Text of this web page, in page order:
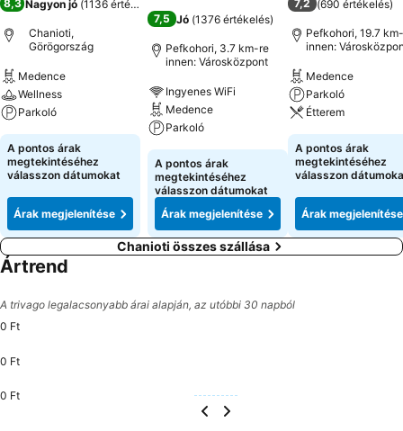
8,3 Nagyon jó (1136 értékelés
Chanioti,
Görögország
Medence
Wellness
Parkoló
A pontos árak
megtekintéséhez
válasszon dátumokat
Árak megjelenítése
7,5 Jó (1376 értékelés)
Pefkohori, 3.7 km-re
innen: Városközpont
Ingyenes WiFi
Medence
Parkoló
A pontos árak
megtekintéséhez
válasszon dátumokat
Árak megjelenítése
7,2 (690 értékelés)
Pefkohori, 19.7
innen:
Medence
Parkoló
Étterem
A pontos árak
megtekintéséhez
válasszon
Árak megjelenítése
Chanioti összes szállása
Ártrend
A trivago legalacsonyabb árai alapján, az utóbbi 30 napból
0 Ft
0 Ft
0 Ft